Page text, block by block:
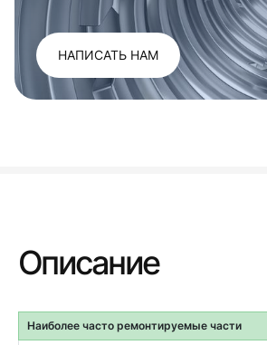
НАПИСАТЬ НАМ
Описание
Наиболее часто ремонтируемые части